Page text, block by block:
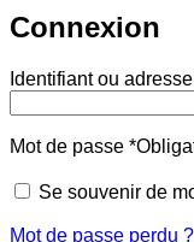
Connexion
Identifiant ou
Mot de passe *
Se souvenir de
Mot de passe perdu ?